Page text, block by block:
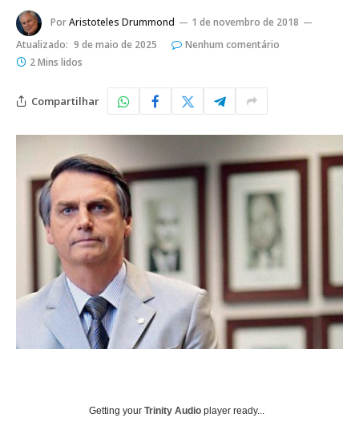
PorAristoteles Drummond
1 de novembro de 2018
Atualizado: 9 de maio de 2025
Nenhum comentário
2 Mins lidos
Compartilhar
Getting your Trinity Audio player ready...